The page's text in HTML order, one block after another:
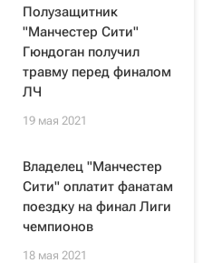
Полузащитник
"Манчестер Сити"
Гюндоган получил
травму перед финалом
ЛЧ
19 мая 2021
Владелец "Манчестер
Сити" оплатит фанатам
поездку на финал Лиги
чемпионов
18 мая 2021